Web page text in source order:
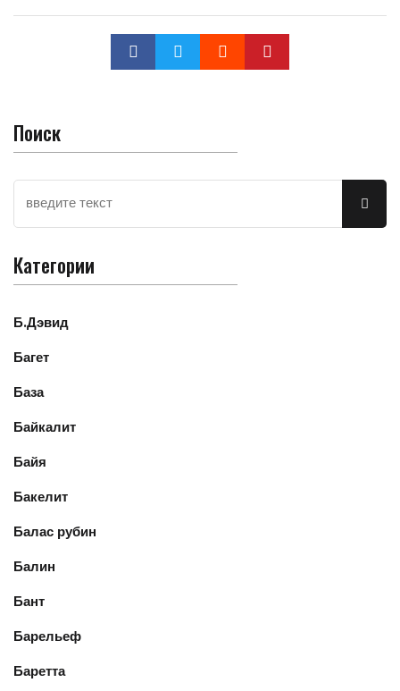
Поиск
Категории
Б.Дэвид
Багет
База
Байкалит
Байя
Бакелит
Балас рубин
Балин
Бант
Барельеф
Баретта